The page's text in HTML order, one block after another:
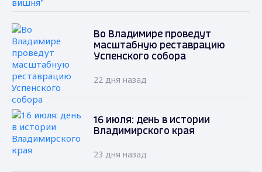
Во Владимире проведут
масштабную реставрацию
Успенского собора
22 дня назад
16 июля: день в истории
Владимирского края
23 дня назад